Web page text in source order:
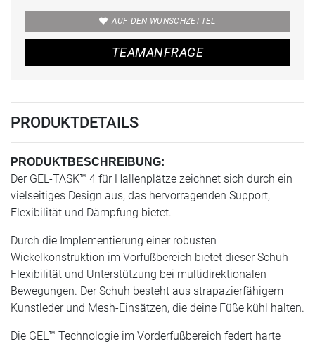
AUF DEN WUNSCHZETTEL
TEAMANFRAGE
PRODUKTDETAILS
PRODUKTBESCHREIBUNG:
Der GEL-TASK™ 4 für Hallenplätze zeichnet sich durch ein
vielseitiges Design aus, das hervorragenden Support,
Flexibilität und Dämpfung bietet.
Durch die Implementierung einer robusten
Wickelkonstruktion im Vorfußbereich bietet dieser Schuh
Flexibilität und Unterstützung bei multidirektionalen
Bewegungen. Der Schuh besteht aus strapazierfähigem
Kunstleder und Mesh-Einsätzen, die deine Füße kühl halten.
Die GEL™ Technologie im Vorderfußbereich federt harte